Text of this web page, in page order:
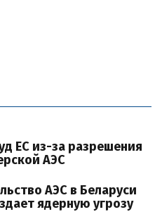
ЕС из-за разрешения
АЭС
АЭС в Беларуси
ядерную угрозу